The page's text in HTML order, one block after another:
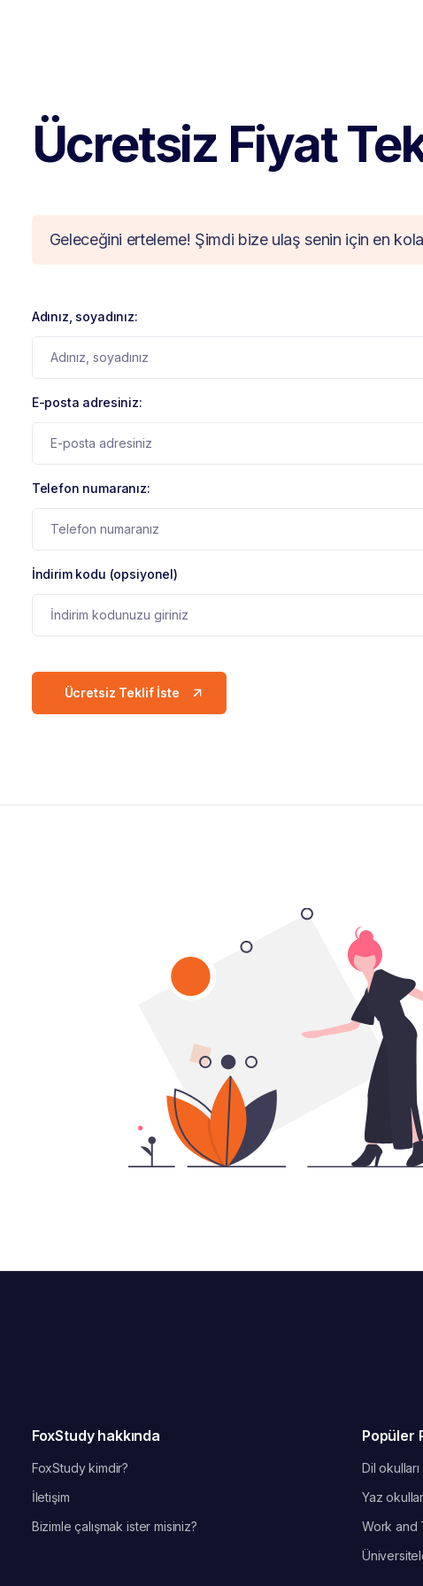
Ücretsiz Fiyat
Geleceğini erteleme! Şimdi bize ulaş senin için en
Adınız, soyadınız:
E-posta adresiniz:
Telefon numaranız:
İndirim kodu (opsiyonel)
Ücretsiz Teklif İste
FoxStudy hakkında
FoxStudy kimdir?
İletişim
Bizimle çalışmak ister misiniz?
Popüler
Dil okulları
Yaz
Work and